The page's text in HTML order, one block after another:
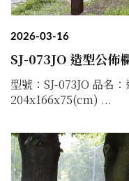
2026-03-16
SJ-073JO 造型公佈
型號：SJ-073JO 品名
204x166x75(cm) ...